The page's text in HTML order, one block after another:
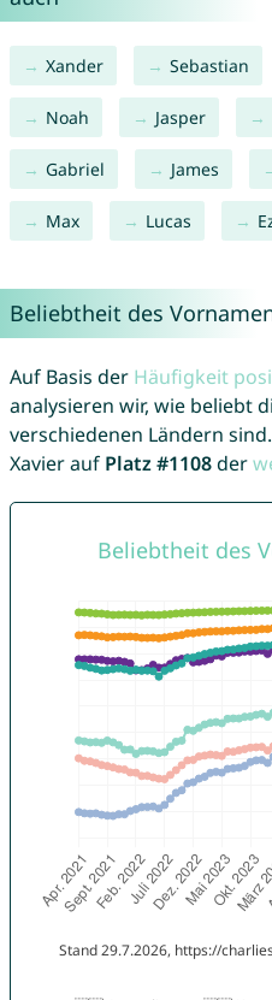
Xander Sebastian
Noah Jasper
Gabriel James
Max Lucas
Beliebtheit des
Auf Basis der Häufigkeit
analysieren wir, wie beliebt
verschiedenen Ländern
Xavier auf Platz #1108der